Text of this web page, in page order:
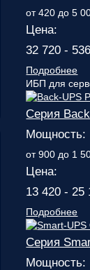
от 420 до 5
Цена:
32 720 -
Подробнее
ИБП для
Серия
Мощность:
от 900 до 1
Цена:
13 420 - 25
Подробнее
Серия
Мощность: